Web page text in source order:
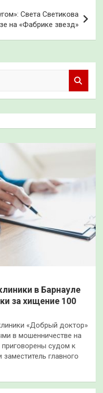
Света Светикова
на «Фабрике звезд»
в Барнауле
за хищение 100
«Добрый доктор»
в мошенничестве на
судом к
главного